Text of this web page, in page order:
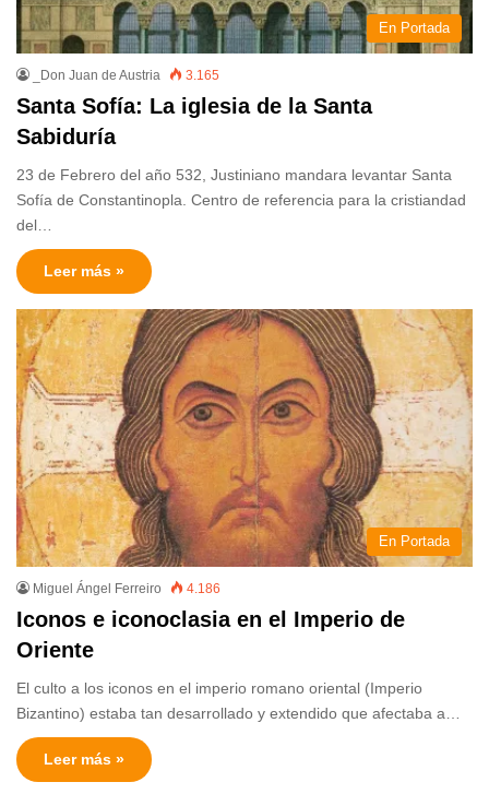
En Portada
_Don Juan de Austria 3.165
Santa Sofía: La iglesia de la Santa
Sabiduría
23 de Febrero del año 532, Justiniano mandara levantar Santa
Sofía de Constantinopla. Centro de referencia para la cristiandad
del…
Leer más »
En Portada
Miguel Ángel Ferreiro 4.186
Iconos e iconoclasia en el Imperio de
Oriente
El culto a los iconos en el imperio romano oriental (Imperio
Bizantino) estaba tan desarrollado y extendido que afectaba a…
Leer más »